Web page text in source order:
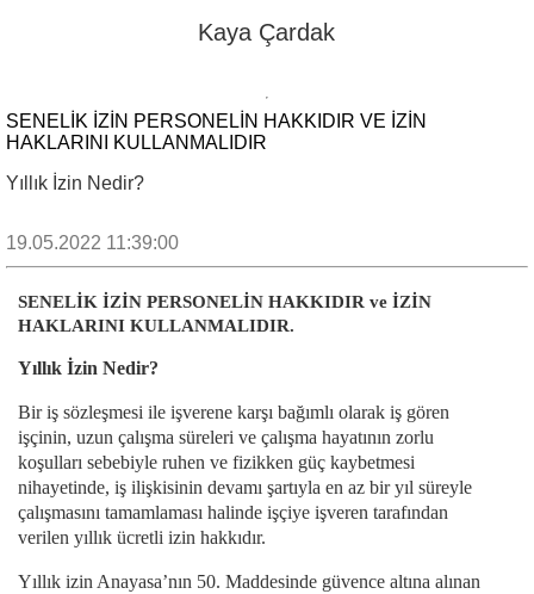
Kaya Çardak
SENELİK İZİN PERSONELİN HAKKIDIR VE İZİN
HAKLARINI KULLANMALIDIR
Yıllık İzin Nedir?
19.05.2022 11:39:00
SENELİK İZİN PERSONELİN HAKKIDIR ve İZİN
HAKLARINI KULLANMALIDIR.
Yıllık İzin Nedir?
Bir iş sözleşmesi ile işverene karşı bağımlı olarak iş gören
işçinin, uzun çalışma süreleri ve çalışma hayatının zorlu
koşulları sebebiyle ruhen ve fizikken güç kaybetmesi
nihayetinde, iş ilişkisinin devamı şartıyla en az bir yıl süreyle
çalışmasını tamamlaması halinde işçiye işveren tarafından
verilen yıllık ücretli izin hakkıdır.
Yıllık izin Anayasa’nın 50. Maddesinde güvence altına alınan